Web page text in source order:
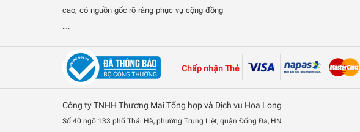
cao, có nguồn gốc rõ ràng phục vụ cộng đồng
….
Chấp nhận Thẻ
Công ty TNHH Thương Mại Tổng hợp và Dịch vụ Hoa Long
Số 40 ngõ 133 phố Thái Hà, phường Trung Liệt, quận Đống Đa, HN